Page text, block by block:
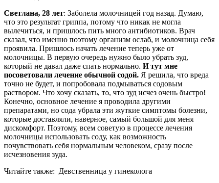
Светлана, 28 лет: Заболела молочницей год назад. Думаю,
что это результат гриппа, потому что никак не могла
вылечиться, и пришлось пить много антибиотиков. Врач
сказал, что именно поэтому организм ослаб, и молочница себя
проявила. Пришлось начать лечение теперь уже от
молочницы. В первую очередь нужно было убрать зуд,
который не давал даже спать нормально. И тут мне
посоветовали лечение обычной содой. Я решила, что вреда
точно не будет, и попробовала подмываться содовым
раствором. Что хочу сказать, то, что зуд исчез очень быстро!
Конечно, основное лечение я проводила другими
препаратами, но сода убрала эти жуткие симптомы болезни,
которые доставляли, наверное, самый большой для меня
дискомфорт. Поэтому, всем советую в процессе лечения
молочницы использовать соду, как возможность
почувствовать себя нормальным человеком, сразу после
исчезновения зуда.
Читайте также: Девственница у гинеколога